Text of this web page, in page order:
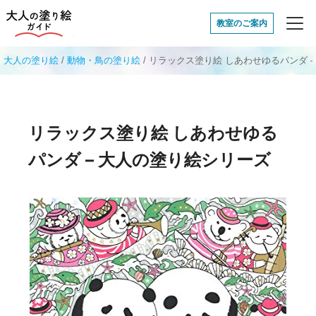
大人の塗り絵ガイド
教室のご案内
大人の塗り絵 / 動物・鳥の塗り絵 / リラックス塗り絵 しあわせゆるパンダ
リラックス塗り絵 しあわせゆる
パンダ – 大人の塗り絵シリーズ